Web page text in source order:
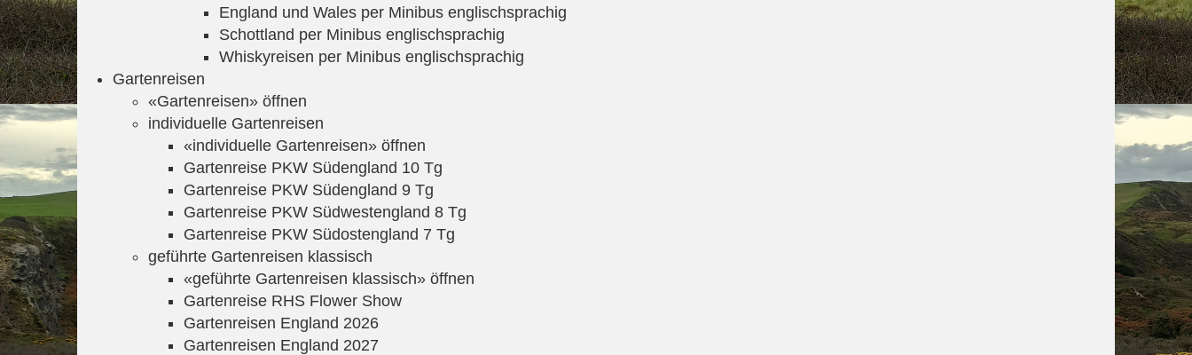
England und Wales per Minibus englischsprachig
Schottland per Minibus englischsprachig
Whiskyreisen per Minibus englischsprachig
Gartenreisen
«Gartenreisen» öffnen
individuelle Gartenreisen
«individuelle Gartenreisen» öffnen
Gartenreise PKW Südengland 10 Tg
Gartenreise PKW Südengland 9 Tg
Gartenreise PKW Südwestengland 8 Tg
Gartenreise PKW Südostengland 7 Tg
geführte Gartenreisen klassisch
«geführte Gartenreisen klassisch» öffnen
Gartenreise RHS Flower Show
Gartenreisen England 2026
Gartenreisen England 2027